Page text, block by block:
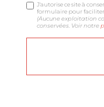
J'autorise ce site à
formulaire pour faciliter
(Aucune exploitation
conservées. Voir notre